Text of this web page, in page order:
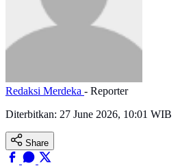
Redaksi Merdeka - Reporter
Diterbitkan: 27 June 2026, 10:01 WIB
Share